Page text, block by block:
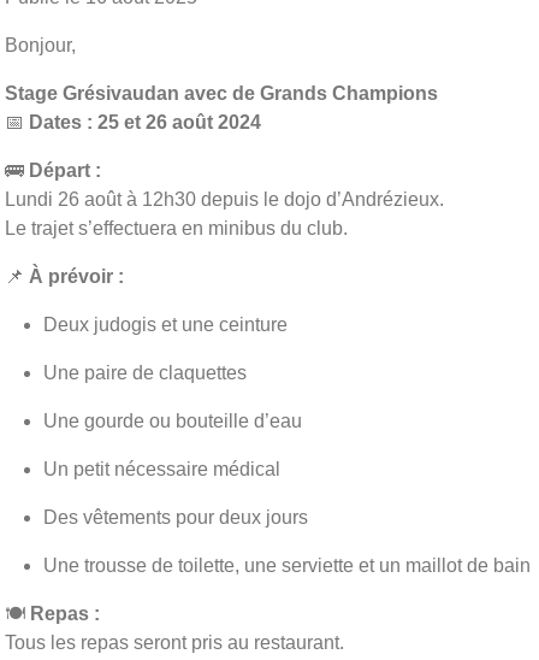
Bonjour,
Stage Grésivaudan avec de Grands Champions
📅 Dates : 25 et 26 août 2024
🚌 Départ :
Lundi 26 août à 12h30 depuis le dojo d’Andrézieux.
Le trajet s’effectuera en minibus du club.
📌 À prévoir :
Deux judogis et une ceinture
Une paire de claquettes
Une gourde ou bouteille d’eau
Un petit nécessaire médical
Des vêtements pour deux jours
Une trousse de toilette, une serviette et un maillot de bain
🍽 Repas :
Tous les repas seront pris au restaurant.